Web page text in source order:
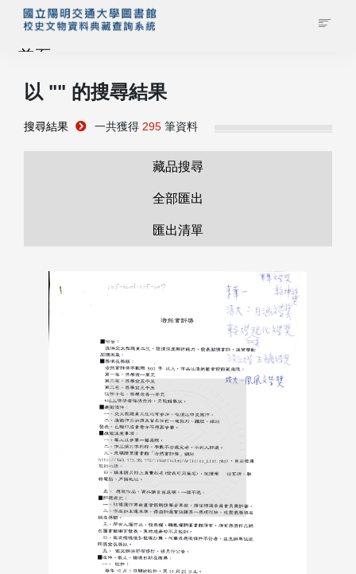
首頁
藏品查詢
管理者登入
以 "" 的搜尋結果
搜尋結果 一共獲得 295 筆資料
藏品搜尋
全部匯出
匯出清單